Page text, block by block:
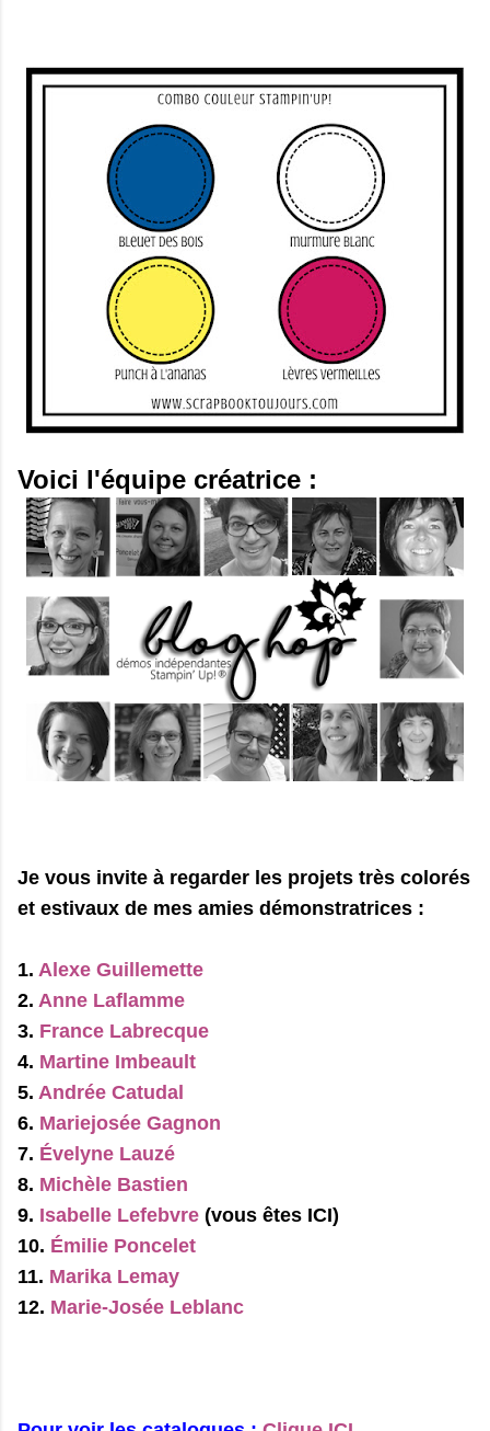
Voici l'équipe créatrice :
Je vous invite à regarder les projets très colorés
et estivaux de mes amies démonstratrices :
1. Alexe Guillemette
2. Anne Laflamme
3. France Labrecque
4. Martine Imbeault
5. Andrée Catudal
6. Mariejosée Gagnon
7. Évelyne Lauzé
8. Michèle Bastien
9. Isabelle Lefebvre (vous êtes ICI)
10. Émilie Poncelet
11. Marika Lemay
12. Marie-Josée Leblanc